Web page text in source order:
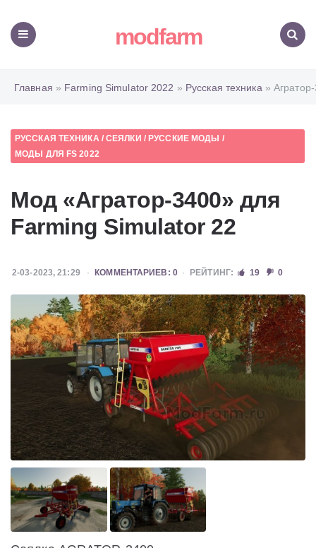
modfarm
Главная » Farming Simulator 2022 » Русская техника »
РУССКАЯ ТЕХНИКА/СЕЯЛКИ / РУССКИЕ МОДЫ /
МОДЫ ДЛЯ FS 2022
Мод «Агратор-3400» для
Farming Simulator 22
2-03-2023, 21:29 КОММЕНТАРИЕВ: 0 РЕЙТИНГ: 19 0